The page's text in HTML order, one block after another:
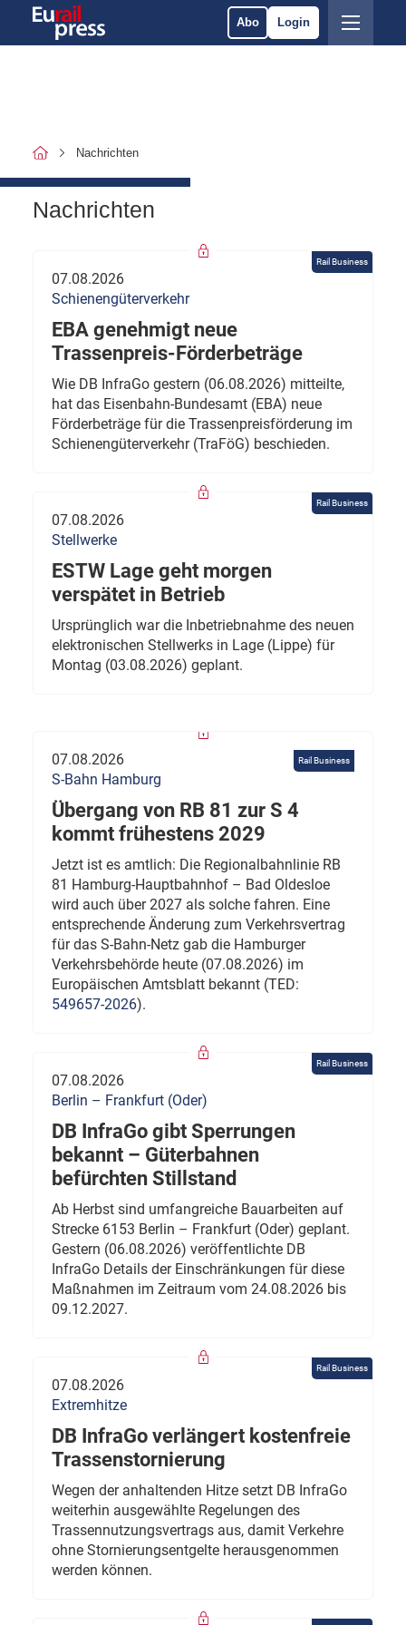
Abo Login
Nachrichten
Nachrichten
Rail Business
07.08.2026
Schienengüterverkehr
EBA genehmigt neue
Trassenpreis-Förderbeträge
Wie DB InfraGo gestern (06.08.2026) mitteilte,
hat das Eisenbahn-Bundesamt (EBA) neue
Förderbeträge für die Trassenpreisförderung im
Schienengüterverkehr (TraFöG) beschieden.
Rail Business
07.08.2026
Stellwerke
ESTW Lage geht morgen
verspätet in Betrieb
Ursprünglich war die Inbetriebnahme des neuen
elektronischen Stellwerks in Lage (Lippe) für
Montag (03.08.2026) geplant.
Rail Business
07.08.2026
S-Bahn Hamburg
Übergang von RB 81 zur S 4
kommt frühestens 2029
Jetzt ist es amtlich: Die Regionalbahnlinie RB
81 Hamburg-Hauptbahnhof – Bad Oldesloe
wird auch über 2027 als solche fahren. Eine
entsprechende Änderung zum Verkehrsvertrag
für das S-Bahn-Netz gab die Hamburger
Verkehrsbehörde heute (07.08.2026) im
Europäischen Amtsblatt bekannt (TED:
549657-2026).
Rail Business
07.08.2026
Berlin – Frankfurt (Oder)
DB InfraGo gibt Sperrungen
bekannt – Güterbahnen
befürchten Stillstand
Ab Herbst sind umfangreiche Bauarbeiten auf
Strecke 6153 Berlin – Frankfurt (Oder) geplant.
Gestern (06.08.2026) veröffentlichte DB
InfraGo Details der Einschränkungen für diese
Maßnahmen im Zeitraum vom 24.08.2026 bis
09.12.2027.
Rail Business
07.08.2026
Extremhitze
DB InfraGo verlängert kostenfreie
Trassenstornierung
Wegen der anhaltenden Hitze setzt DB InfraGo
weiterhin ausgewählte Regelungen des
Trassennutzungsvertrags aus, damit Verkehre
ohne Stornierungsentgelte herausgenommen
werden können.